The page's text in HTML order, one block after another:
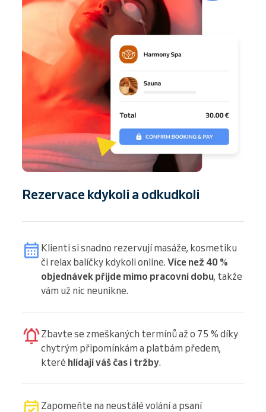
Rezervace kdykoli a odkudkoli
Klienti si snadno rezervují masáže, kosmetiku
či relax balíčky kdykoli online. Více než 40 %
objednávek přijde mimo pracovní dobu, takže
vám už nic neunikne.
Zbavte se zmeškaných termínů až o 75 % díky
chytrým připomínkám a platbám předem,
které hlídají váš čas i tržby.
Zapomeňte na neustálé volání a psaní